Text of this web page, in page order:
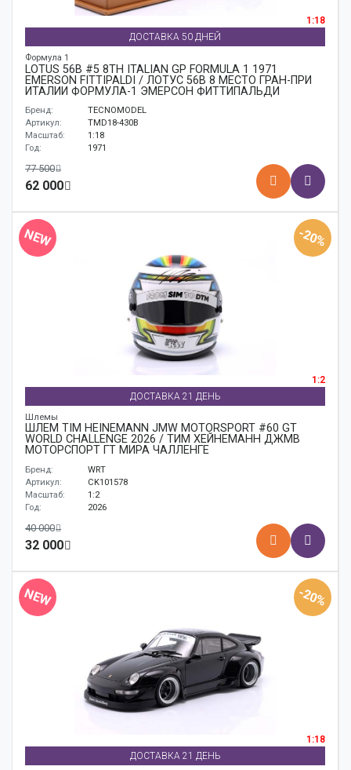
1:18
ДОСТАВКА 50 ДНЕЙ
Формула 1
LOTUS 56B #5 8TH ITALIAN GP FORMULA 1 1971
EMERSON FITTIPALDI / ЛОТУС 56B 8 МЕСТО ГРАН-ПРИ
ИТАЛИИ ФОРМУЛА-1 ЭМЕРСОН ФИТТИПАЛЬДИ
Бренд:
TECNOMODEL
Артикул:
TMD18-430B
Масштаб:
1:18
Год:
1971
77 500
62 000
NEW -20%
1:2
ДОСТАВКА 21 ДЕНЬ
Шлемы
ШЛЕМ TIM HEINEMANN JMW MOTORSPORT #60 GT
WORLD CHALLENGE 2026 / ТИМ ХЕЙНЕМАНН ДЖМВ
МОТОРСПОРТ ГТ МИРА ЧАЛЛЕНГЕ
Бренд:
WRT
Артикул:
CK101578
Масштаб:
1:2
Год:
2026
40 000
32 000
NEW -20%
1:18
ДОСТАВКА 21 ДЕНЬ